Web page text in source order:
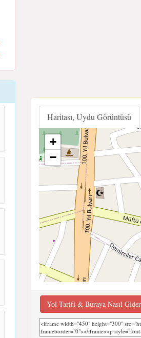
Haritası, Uydu Görüntüsü
+
−
Yol Tarifi & Buraya Nasıl